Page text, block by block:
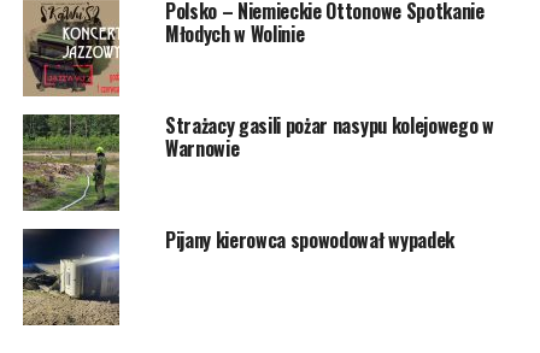
1806 odsłon
POWIĄZANE TEMATY: WOLIN
NASTĘPNY
Tunel w Świnoujściu. Będą mrozić grunt pod wyjścia
ewakuacyjne
NIE PRZEGAP
MPGK wykonuje prace na gminnych cmentarzach
Polsko – Niemieckie Ottonowe Spotkanie
Młodych w Wolinie
Strażacy gasili pożar nasypu kolejowego w
Warnowie
Pijany kierowca spowodował wypadek